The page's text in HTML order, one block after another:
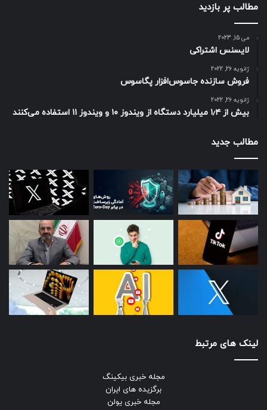
مطالب پر بازدید
می 15, 2023
لایسنس اشتراکی
ژانویه 26, 2022
فروش سازنده جاسوس‌افزار پگاسوس
ژانویه 26, 2022
بیش از ۱٫۴ میلیارد دستگاه از ویندوز ۱۰ و ویندوز ۱۱ استفاده می‌کنند
مطالب جدید
لینک های مرتبط
مجله خبری بیکینگ
برگزیده های ایران
مجله خبری یولن